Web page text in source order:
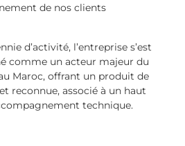
de nos clients
d’activité, l’entreprise s’est
comme un acteur majeur du
Maroc, offrant un produit de
reconnue, associé à un haut
technique.